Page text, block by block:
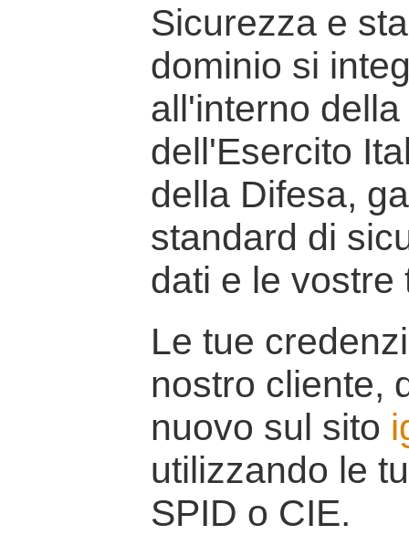
Sicurezza e
dominio si
all'interno
dell'Esercito
della Difesa,
standard di
dati e le vostre
Le tue
nostro cliente,
nuovo sul sito
utilizzando le
SPID o CIE.